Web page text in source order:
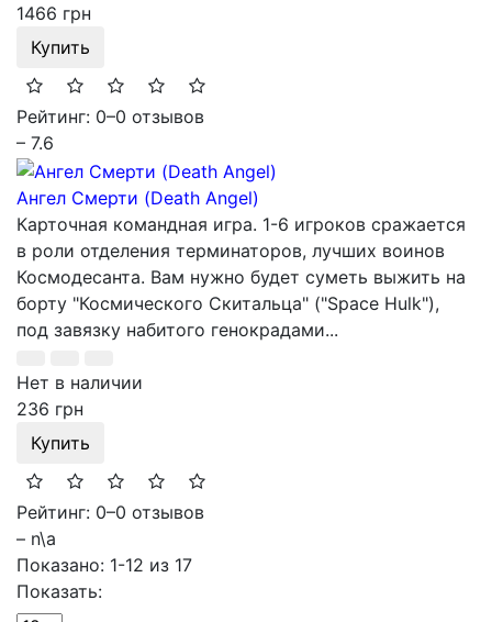
1466 грн
Купить
Рейтинг: 0–0 отзывов
– 7.6
Ангел Смерти (Death Angel)
Карточная командная игра. 1-6 игроков сражается
в роли отделения терминаторов, лучших воинов
Космодесанта. Вам нужно будет суметь выжить на
борту "Космического Скитальца" ("Space Hulk"),
под завязку набитого генокрадами...
Нет в наличии
236 грн
Купить
Рейтинг: 0–0 отзывов
– n\a
Показано: 1-12 из 17
Показать: